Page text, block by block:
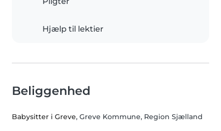
Hjælp til lektier
Beliggenhed
Babysitter i Greve, Greve Kommune, Region Sjælland